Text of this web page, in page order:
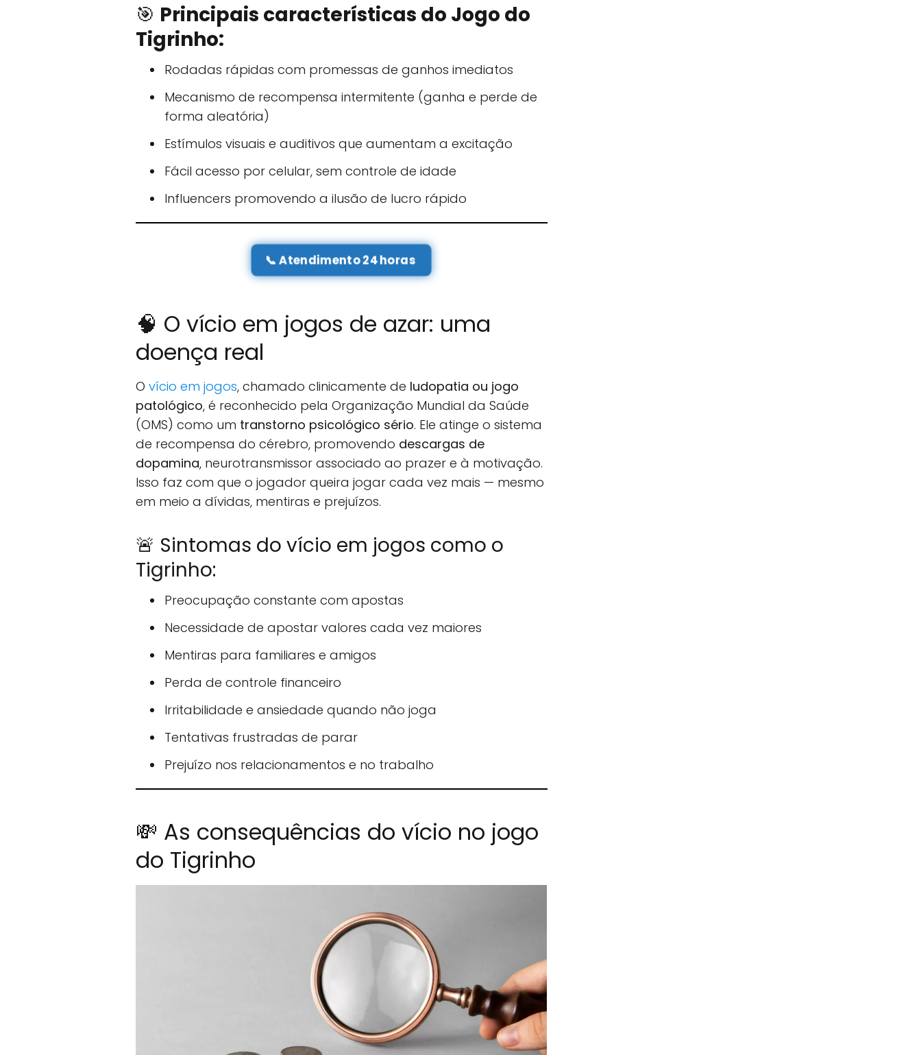
🎯 Principais características do Jogo do
Tigrinho:
Rodadas rápidas com promessas de ganhos imediatos
Mecanismo de recompensa intermitente (ganha e perde de
forma aleatória)
Estímulos visuais e auditivos que aumentam a excitação
Fácil acesso por celular, sem controle de idade
Influencers promovendo a ilusão de lucro rápido
📞 Atendimento 24 horas
🧠 O vício em jogos de azar: uma
doença real
O vício em jogos, chamado clinicamente de ludopatia ou jogo
patológico, é reconhecido pela Organização Mundial da Saúde
(OMS) como um transtorno psicológico sério. Ele atinge o sistema
de recompensa do cérebro, promovendo descargas de
dopamina, neurotransmissor associado ao prazer e à motivação.
Isso faz com que o jogador queira jogar cada vez mais — mesmo
em meio a dívidas, mentiras e prejuízos.
🚨 Sintomas do vício em jogos como o
Tigrinho:
Preocupação constante com apostas
Necessidade de apostar valores cada vez maiores
Mentiras para familiares e amigos
Perda de controle financeiro
Irritabilidade e ansiedade quando não joga
Tentativas frustradas de parar
Prejuízo nos relacionamentos e no trabalho
💸 As consequências do vício no jogo
do Tigrinho